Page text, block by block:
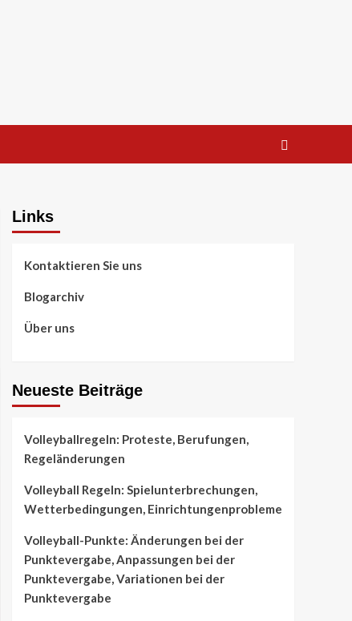
Links
Kontaktieren Sie uns
Blogarchiv
Über uns
Neueste Beiträge
Volleyballregeln: Proteste, Berufungen,
Regeländerungen
Volleyball Regeln: Spielunterbrechungen,
Wetterbedingungen, Einrichtungenprobleme
Volleyball-Punkte: Änderungen bei der
Punktevergabe, Anpassungen bei der
Punktevergabe, Variationen bei der
Punktevergabe